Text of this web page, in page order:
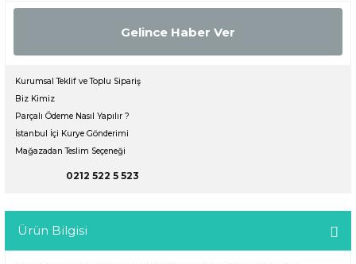
Gelince Haber Ver
Kurumsal Teklif ve Toplu Sipariş
Biz Kimiz
Parçalı Ödeme Nasıl Yapılır ?
İstanbul İçi Kurye Gönderimi
Mağazadan Teslim Seçeneği
0212 522 5 523
Ürün Bilgisi